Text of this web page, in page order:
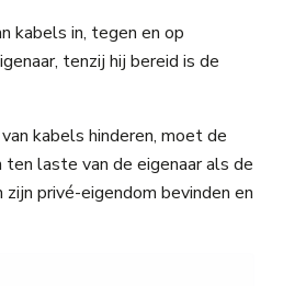
kabels in, tegen en op
tenzij hij bereid is de
kabels hinderen, moet de
laste van de eigenaar als de
privé-eigendom bevinden en